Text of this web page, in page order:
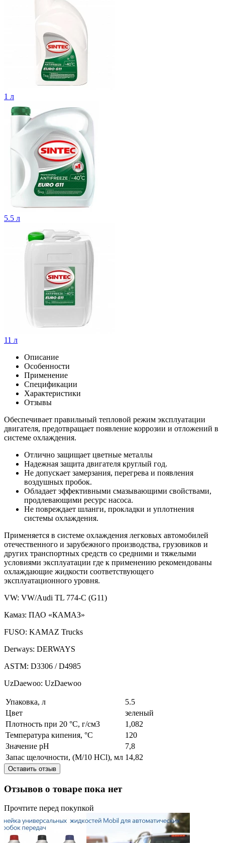
1 л
5.5 л
11 л
Описание
Особенности
Применение
Спецификации
Характеристики
Отзывы
Обеспечивает правильный тепловой режим эксплуатации
двигателя, предотвращает появление коррозии и отложений в
системе охлаждения.
Отлично защищает цветные металлы
Надежная защита двигателя круглый год.
Не допускает замерзания, перегрева и появления
воздушных пробок.
Обладает эффективными смазывающими свойствами,
продлевающими ресурс насоса.
Не повреждает шланги, прокладки и уплотнения
системы охлаждения.
Применяется в системе охлаждения легковых автомобилей
отечественного и зарубежного производства, грузовиков и
других транспортных средств со средними и тяжелыми
условиями эксплуатации где к применению рекомендованы
охлаждающие жидкости соответствующего
эксплуатационного уровня.
VW: VW/Audi TL 774-C (G11)
Камаз: ПАО «КАМАЗ»
FUSO: KAMAZ Trucks
Derways: DERWAYS
ASTM: D3306 / D4985
UzDaewoo: UzDaewoo
Упаковка, л
5.5
Цвет
зеленый
Плотность при 20 °C, г/см3
1,082
Температура кипения, °C
120
Значение pH
7,8
Запас щелочности, (M/10 HCl), мл 14,82
Оставить отзыв
Отзывов о товаре пока нет
Прочтите перед покупкой